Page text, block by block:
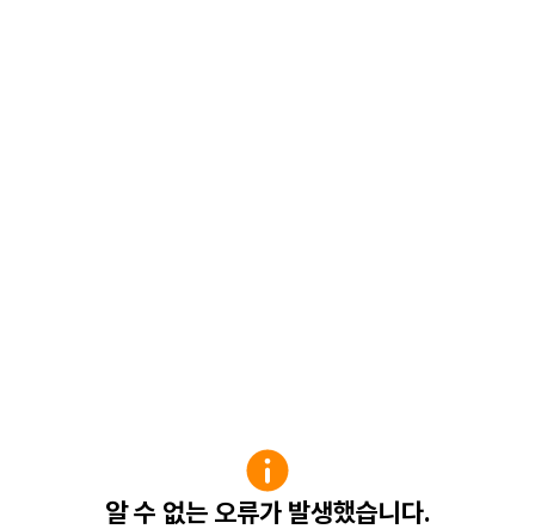
알 수 없는 오류가 발생했습니다.